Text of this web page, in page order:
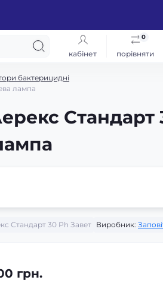
кабінет порівняти
0
бактерицидні
лампа
Стандарт
Стандарт 30 Ph Завет Виробник:
грн.